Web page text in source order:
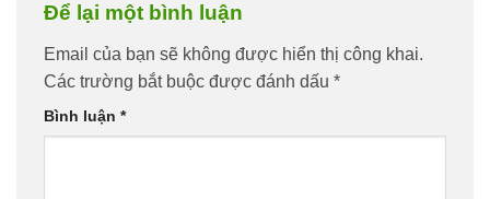
Để lại một bình luận
Email của bạn sẽ không được hiển thị công khai.
Các trường bắt buộc được đánh dấu *
Bình luận *